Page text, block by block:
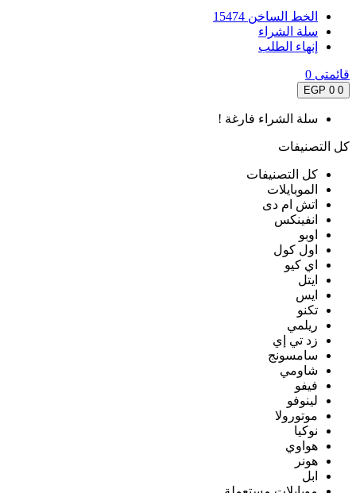
الخط الساخن 15474
سلة الشراء
إنهاء الطلب
قائمتى 0
0
0 EGP
سلة الشراء فارغة !
كل التصنيفات
كل التصنيفات
الموبايلات
اتش ام دى
انفينكس
اوبو
اول كول
اي كيو
ايتل
ايس
تكنو
ريلمي
زد تي إي
سامسونج
شاومي
فيفو
لينوفو
موتورولا
نوكيا
هواوي
هونر
ابل